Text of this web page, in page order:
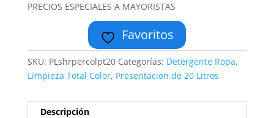
PRECIOS ESPECIALES A MAYORISTAS
Favoritos
SKU: PLshrpercolpt20 Categorías: Detergente Ropa,
Limpieza Total Color, Presentacion de 20 Litros
Descripción